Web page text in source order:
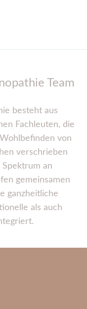
Team
besteht aus
Fachleuten, die
von
verschrieben
an
gemeinsamen
ganzheitliche
als auch